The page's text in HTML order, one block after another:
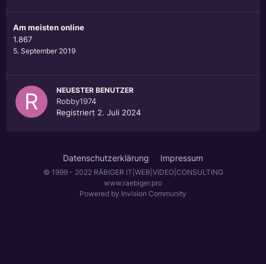
Am meisten online
1.867
5. September 2019
NEUESTER BENUTZER
Robby1974
Registriert 2. Juli 2024
Datenschutzerklärung Impressum
© 1999 - 2022 RÄBIGER IT|WEB|VIDEO|CONSULTING
www.raebiger.pro
Powered by Invision Community